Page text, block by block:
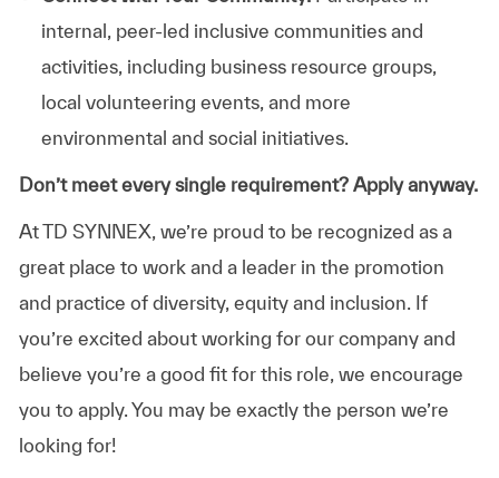
internal, peer-led inclusive communities and
activities, including business resource groups,
local volunteering events, and more
environmental and social initiatives.
Don’t meet every single requirement? Apply anyway.
At TD SYNNEX, we’re proud to be recognized as a
great place to work and a leader in the promotion
and practice of diversity, equity and inclusion. If
you’re excited about working for our company and
believe you’re a good fit for this role, we encourage
you to apply. You may be exactly the person we’re
looking for!